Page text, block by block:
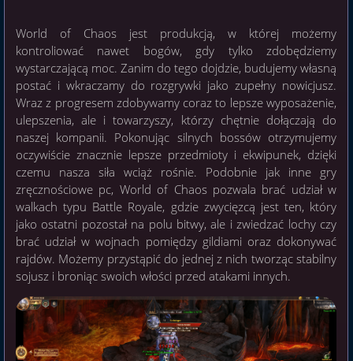
World of Chaos jest produkcją, w której możemy
kontroliować nawet bogów, gdy tylko zdobędziemy
wystarczającą moc. Zanim do tego dojdzie, budujemy własną
postać i wkraczamy do rozgrywki jako zupełny nowicjusz.
Wraz z progresem zdobywamy coraz to lepsze wyposażenie,
ulepszenia, ale i towarzyszy, którzy chętnie dołączają do
naszej kompanii. Pokonując silnych bossów otrzymujemy
oczywiście znacznie lepsze przedmioty i ekwipunek, dzięki
czemu nasza siła wciąż rośnie. Podobnie jak inne gry
zręcznościowe pc, World of Chaos pozwala brać udział w
walkach typu Battle Royale, gdzie zwycięzcą jest ten, który
jako ostatni pozostał na polu bitwy, ale i zwiedzać lochy czy
brać udział w wojnach pomiędzy gildiami oraz dokonywać
rajdów. Możemy przystąpić do jednej z nich tworząc stabilny
sojusz i broniąc swoich włości przed atakami innych.